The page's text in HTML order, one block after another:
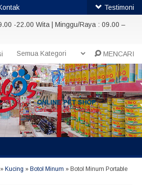
-22.00 Wita | Minggu/Raya : 09.00 –
MENCARI
» Kucing » Botol Minum » Botol Minum Portable
Testimoni